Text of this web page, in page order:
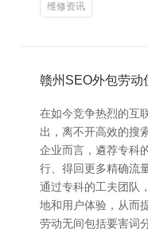
维修资讯
赣州SEO外包劳动
在如今竞争热烈的互
出，离不开高效的搜
企业而言，遴荐专科
行、得回更多精确流
通过专科的工夫团队
地和用户体验，从而
劳动无间包括要害词